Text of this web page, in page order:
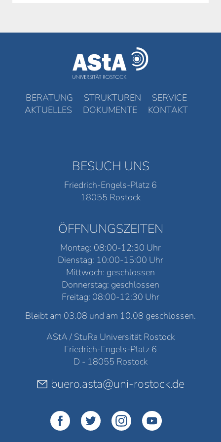
BERATUNG STRUKTUREN
SERVICE
AKTUELLES
DOKUMENTE KONTAKT
BESUCH UNS
Friedrich-Engels-Platz 6
18055 Rostock
ÖFFNUNGSZEITEN
Montag: 08:00-12:30 Uhr
Dienstag: 10:00-15:00 Uhr
Mittwoch: geschlossen
Donnerstag: geschlossen
Freitag: 08:00-12:30 Uhr
Bleibt am 03.08 und am 10.08 geschlossen.
AStA / StuRa Universität Rostock
Friedrich-Engels-Platz 6
D - 18055 Rostock
buero.asta@uni-rostock.de